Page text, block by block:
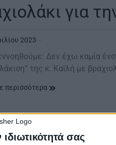
σας
για
2023
Δεν έχω καμία
της κ. Καϊλή με
περισσότερα